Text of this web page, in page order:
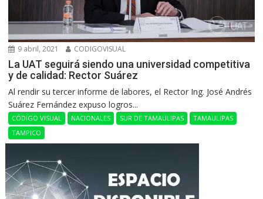
9 abril, 2021 CODIGOVISUAL
La UAT seguirá siendo una universidad competitiva
y de calidad: Rector Suárez
Al rendir su tercer informe de labores, el Rector Ing. José Andrés
Suárez Fernández expuso logros...
CÓDIGO VISUAL NACIONALES SUR DE TAMAULIPAS
TAMAULIPAS
TAMPICO